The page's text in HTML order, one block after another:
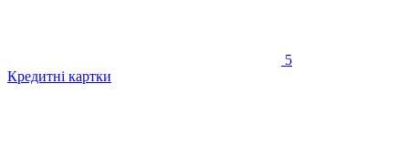
5
Кредитні картки